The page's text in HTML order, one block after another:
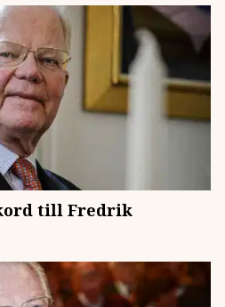
till Fredrik